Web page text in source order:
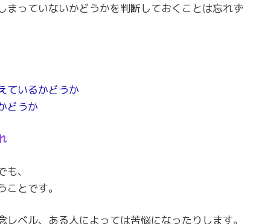
まっていないかどうかを判断しておくことは忘れず
ているかどうか
どうか
、
とです。
ベル、ある人によっては苦悩になったりします。